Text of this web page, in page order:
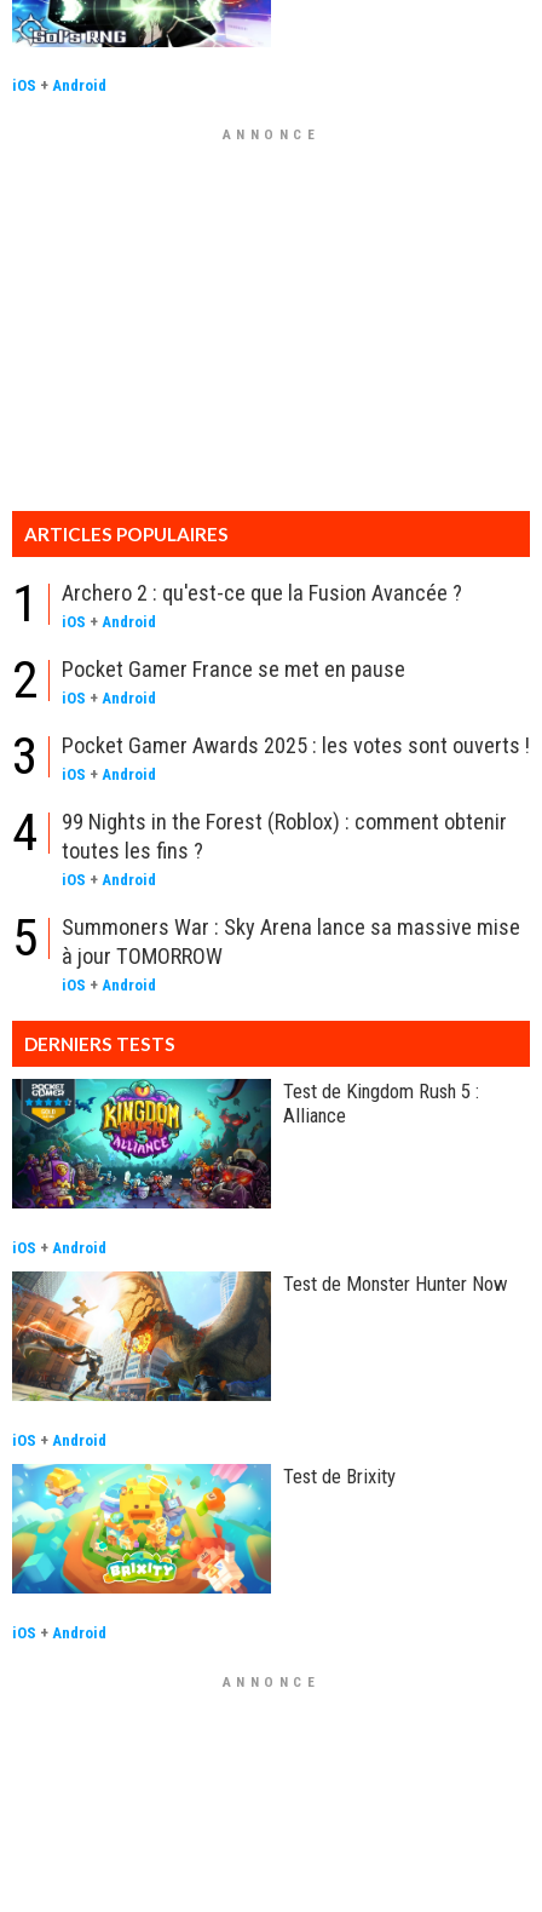
iOS + Android
ANNONCE
ARTICLES POPULAIRES
1 Archero 2 : qu'est-ce que la Fusion Avancée ?
iOS + Android
2 Pocket Gamer France se met en pause
iOS + Android
3 Pocket Gamer Awards 2025 : les votes sont ouverts !
iOS + Android
4
99 Nights in the Forest (Roblox) : comment obtenir
toutes les fins ?
iOS + Android
5
Summoners War : Sky Arena lance sa massive mise
à jour TOMORROW
iOS + Android
DERNIERS TESTS
Test de Kingdom Rush 5 :
Alliance
iOS + Android
Test de Monster Hunter Now
iOS + Android
Test de Brixity
iOS + Android
ANNONCE